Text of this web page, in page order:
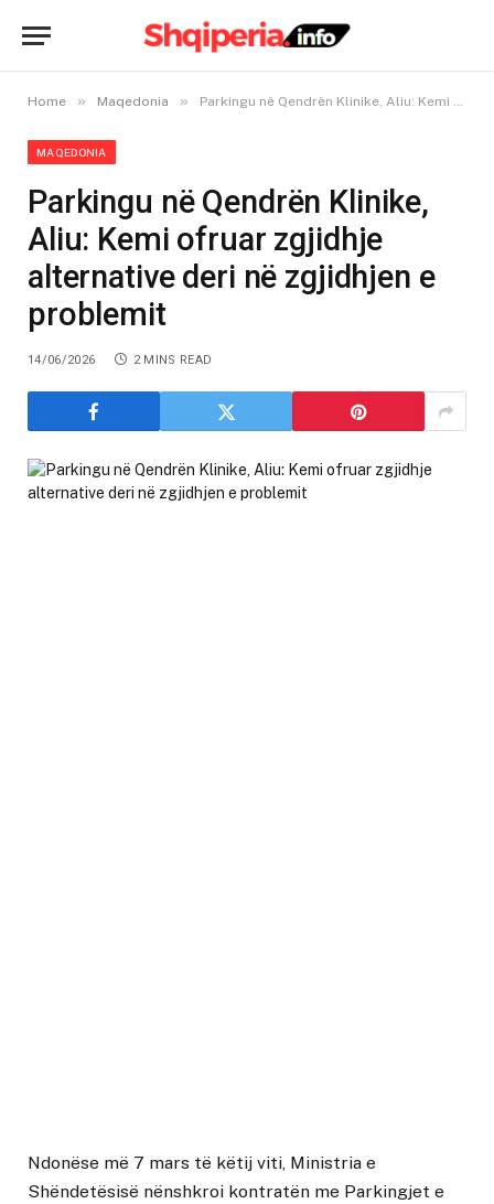
Home » Maqedonia » Parkingu në Qendrën Klinike, Aliu: Kemi ofruar zgjidhje alternative deri në zgjidhjen e problemit
MAQEDONIA
Parkingu në Qendrën Klinike,
Aliu: Kemi ofruar zgjidhje
alternative deri në zgjidhjen e
problemit
14/06/2026 2 MINS READ
Ndonëse më 7 mars të këtij viti, Ministria e
Shëndetësisë nënshkroi kontratën me Parkingjet e